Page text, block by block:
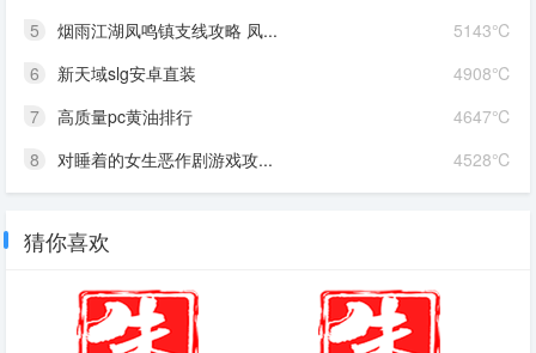
5143℃
5
烟雨江湖凤鸣镇支线攻略 凤...
4908℃
6
新天域slg安卓直装
4647℃
7
高质量pc黄油排行
4528℃
8 对睡着的女生恶作剧游戏攻...
猜你喜欢